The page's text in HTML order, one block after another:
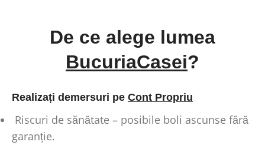
De ce alege lumea
BucuriaCasei?
Realizați demersuri pe Cont Propriu
Riscuri de sănătate – posibile boli ascunse fără
garanție.